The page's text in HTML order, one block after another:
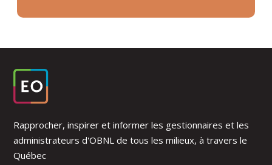
Rapprocher, inspirer et informer les gestionnaires et les
administrateurs d'OBNL de tous les milieux, à travers le
Québec